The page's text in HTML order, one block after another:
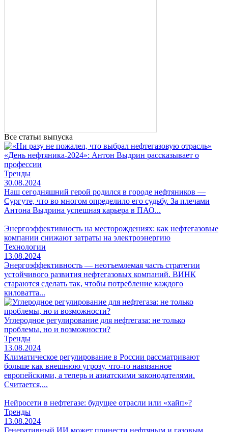
Все статьи выпуска
«День нефтяника-2024»: Антон Выдрин рассказывает о
профессии
Тренды
30.08.2024
Наш сегодняшний герой родился в городе нефтяников —
Сургуте, что во многом определило его судьбу. За плечами
Антона Выдрина успешная карьера в ПАО...
Энергоэффективность на месторождениях: как нефтегазовые
компании снижают затраты на электроэнергию
Технологии
13.08.2024
Энергоэффективность — неотъемлемая часть стратегии
устойчивого развития нефтегазовых компаний. ВИНК
стараются сделать так, чтобы потребление каждого
киловатта...
Углеродное регулирование для нефтегаза: не только
проблемы, но и возможности?
Тренды
13.08.2024
Климатическое регулирование в России рассматривают
больше как внешнюю угрозу, что‑то навязанное
европейскими, а теперь и азиатскими законодателями.
Считается,...
Нейросети в нефтегазе: будущее отрасли или «хайп»?
Тренды
13.08.2024
Генеративный ИИ может принести нефтяным и газовым